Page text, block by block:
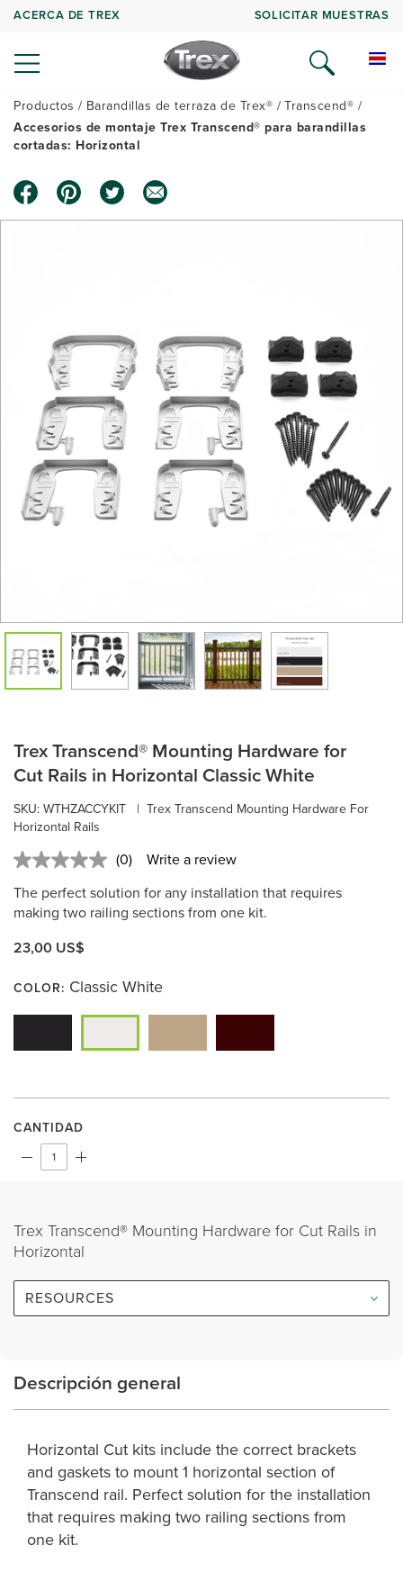
ACERCA DE TREX SOLICITAR MUESTRAS
Productos Barandillas de terraza de Trex®
Transcend®
Accesorios de montaje Trex Transcend® para barandillas
cortadas: Horizontal
Trex Transcend® Mounting Hardware for
Cut Rails in Horizontal Classic White
SKU:WTHZACCYKIT | Trex Transcend Mounting Hardware For
Horizontal Rails
No
value.
Same
page
(0)
Write a review
The perfect solution for any installation that requires
making two railing sections from one kit.
23,00 US$
COLOR: Classic White
CANTIDAD
Trex Transcend® Mounting Hardware for Cut Rails in
Horizontal
RESOURCES
Descripción general
Horizontal Cut kits include the correct brackets
and gaskets to mount 1 horizontal section of
Transcend rail. Perfect solution for the installation
that requires making two railing sections from
one kit.